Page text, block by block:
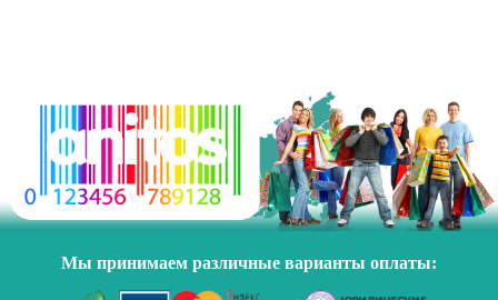
Мы принимаем различные варианты оплаты: